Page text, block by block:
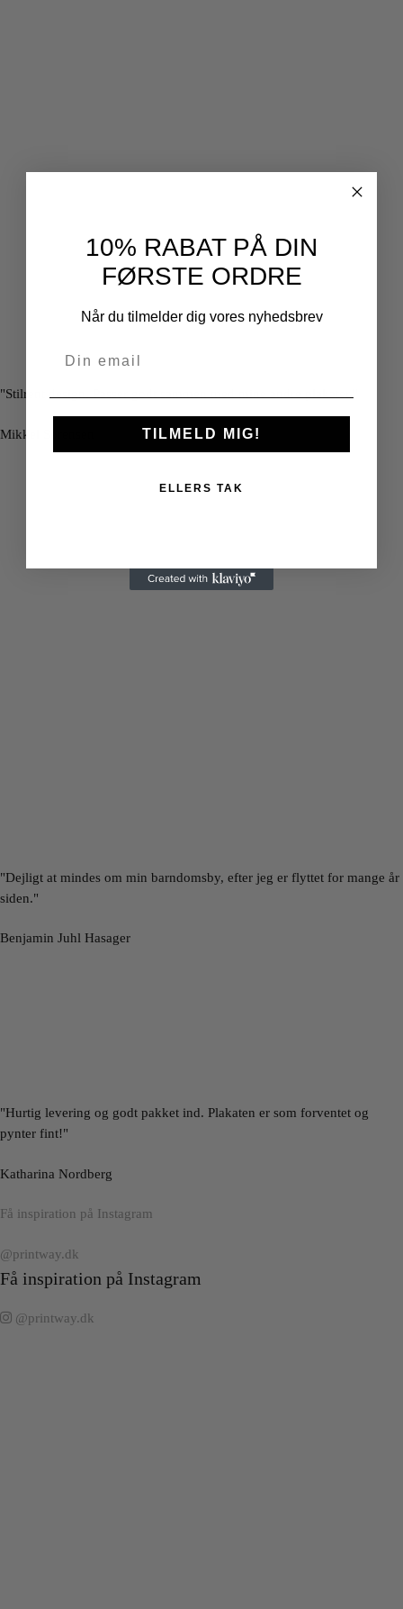
"Stilrent design. Passer godt sammen med mine andre plakater."
Mikkel Sørensen
"Dejligt at mindes om min barndomsby, efter jeg er flyttet for mange år
siden."
Benjamin Juhl Hasager
"Hurtig levering og godt pakket ind. Plakaten er som forventet og
pynter fint!"
Katharina Nordberg
Få inspiration på Instagram
@printway.dk
Få inspiration på Instagram
@printway.dk
10% RABAT PÅ DIN
FØRSTE ORDRE
Når du tilmelder dig vores nyhedsbrev
TILMELD MIG!
ELLERS TAK